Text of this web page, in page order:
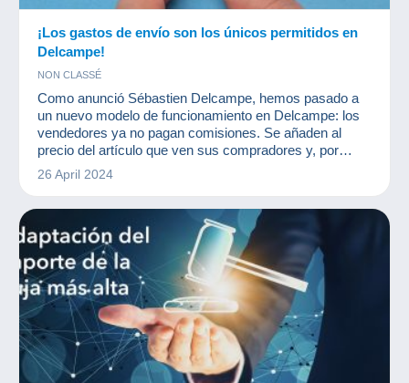
¡Los gastos de envío son los únicos permitidos en
Delcampe!
NON CLASSÉ
Como anunció Sébastien Delcampe, hemos pasado a
un nuevo modelo de funcionamiento en Delcampe: los
vendedores ya no pagan comisiones. Se añaden al
precio del artículo que ven sus compradores y, por
tanto, son ellos quienes las pagan.
26 April 2024